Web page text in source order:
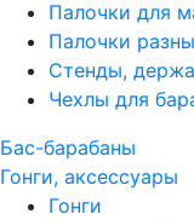
Палочки для
Палочки
Стенды,
Чехлы для
Бас-барабаны
Гонги, аксессуары
Гонги